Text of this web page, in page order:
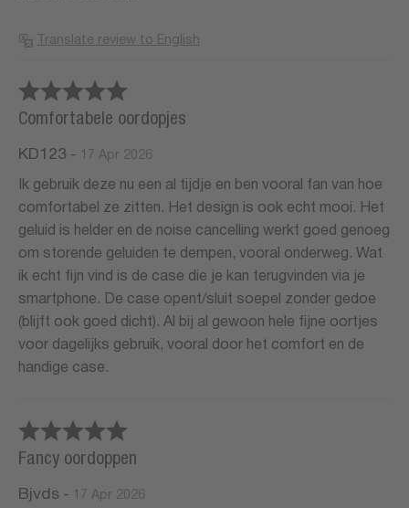
Translate review to English
Comfortabele oordopjes
KD123 - 17 Apr 2026
Ik gebruik deze nu een al tijdje en ben vooral fan van hoe
comfortabel ze zitten. Het design is ook echt mooi. Het
geluid is helder en de noise cancelling werkt goed genoeg
om storende geluiden te dempen, vooral onderweg. Wat
ik echt fijn vind is de case die je kan terugvinden via je
smartphone. De case opent/sluit soepel zonder gedoe
(blijft ook goed dicht). Al bij al gewoon hele fijne oortjes
voor dagelijks gebruik, vooral door het comfort en de
handige case.
Fancy oordoppen
Bjvds - 17 Apr 2026